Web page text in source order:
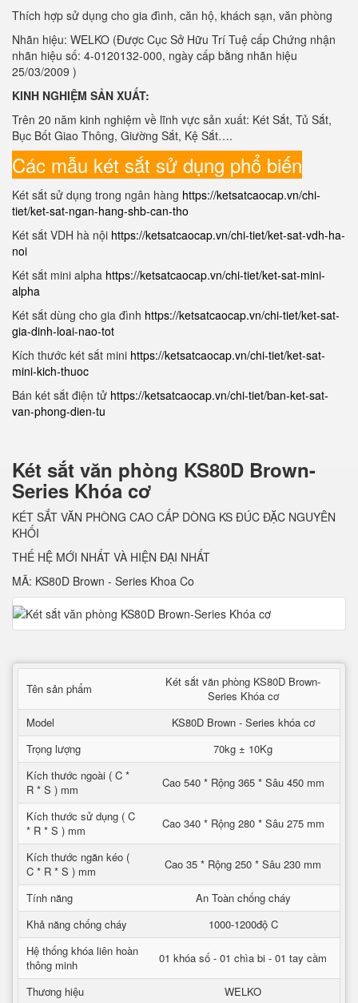
Thích hợp sử dụng cho gia đình, căn hộ, khách sạn, văn phòng
Nhãn hiệu: WELKO (Được Cục Sở Hữu Trí Tuệ cấp Chứng nhận
nhãn hiệu số: 4-0120132-000, ngày cấp bằng nhãn hiệu
25/03/2009 )
KINH NGHIỆM SẢN XUẤT:
Trên 20 năm kinh nghiệm về lĩnh vực sản xuất: Két Sắt, Tủ Sắt,
Bục Bốt Giao Thông, Giường Sắt, Kệ Sắt….
Các mẫu két sắt sử dụng phổ biến
Két sắt sử dụng trong ngân hàng https://ketsatcaocap.vn/chi-
tiet/ket-sat-ngan-hang-shb-can-tho
Két sắt VDH hà nội https://ketsatcaocap.vn/chi-tiet/ket-sat-vdh-ha-
noi
Két sắt mini alpha https://ketsatcaocap.vn/chi-tiet/ket-sat-mini-
alpha
Két sắt dùng cho gia đình https://ketsatcaocap.vn/chi-tiet/ket-sat-
gia-dinh-loai-nao-tot
Kích thước két sắt mini https://ketsatcaocap.vn/chi-tiet/ket-sat-
mini-kich-thuoc
Bán két sắt điện tử https://ketsatcaocap.vn/chi-tiet/ban-ket-sat-
van-phong-dien-tu
Két sắt văn phòng KS80D Brown-
Series Khóa cơ
KÉT SẮT VĂN PHÒNG CAO CẤP DÒNG KS ĐÚC ĐẶC NGUYÊN
KHỐI
THẾ HỆ MỚI NHẤT VÀ HIỆN ĐẠI NHẤT
MÃ: KS80D Brown - Series Khoa Co
Tên sản phẩm
Két sắt văn phòng KS80D Brown-
Series Khóa cơ
Model
KS80D Brown - Series khóa cơ
Trọng lượng
70kg ± 10Kg
Kích thước ngoài ( C *
R * S ) mm
Cao 540 * Rộng 365 * Sâu 450 mm
Kích thước sử dụng ( C
* R * S ) mm
Cao 340 * Rộng 280 * Sâu 275 mm
Kích thước ngăn kéo (
C * R * S ) mm
Cao 35 * Rộng 250 * Sâu 230 mm
Tính năng
An Toàn chống cháy
Khả năng chống cháy
1000-1200độ C
Hệ thống khóa liên hoàn
thông minh
01 khóa số - 01 chìa bi - 01 tay cầm
Thương hiệu WELKO